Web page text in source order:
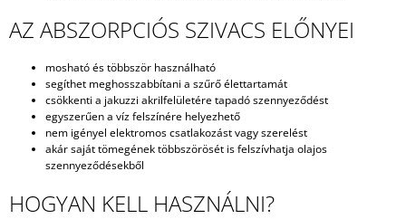
AZ ABSZORPCIÓS SZIVACS ELŐNYEI
mosható és többször használható
segíthet meghosszabbítani a szűrő élettartamát
csökkenti a jakuzzi akrilfelületére tapadó szennyeződést
egyszerűen a víz felszínére helyezhető
nem igényel elektromos csatlakozást vagy szerelést
akár saját tömegének többszörösét is felszívhatja olajos
szennyeződésekből
HOGYAN KELL HASZNÁLNI?